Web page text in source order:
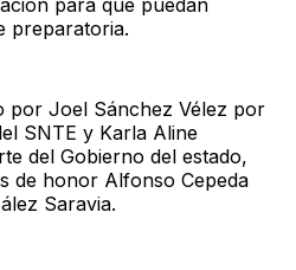
preparatoria.
por Joel Sánchez Vélez por
SNTE y Karla Aline
del Gobierno del estado,
de honor Alfonso Cepeda
Saravia.